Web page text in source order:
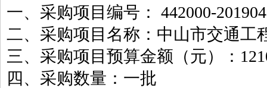
一、采购项目编号： 442000-
二、采购项目名称：中山市交通工
三、采购项目预算金额（元）：
四、采购数量：一批